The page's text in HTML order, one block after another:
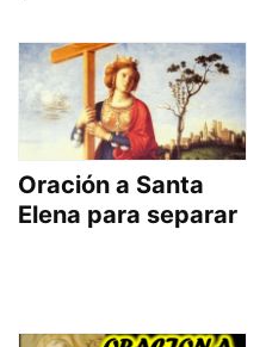
Oración a Santa
Elena para separar